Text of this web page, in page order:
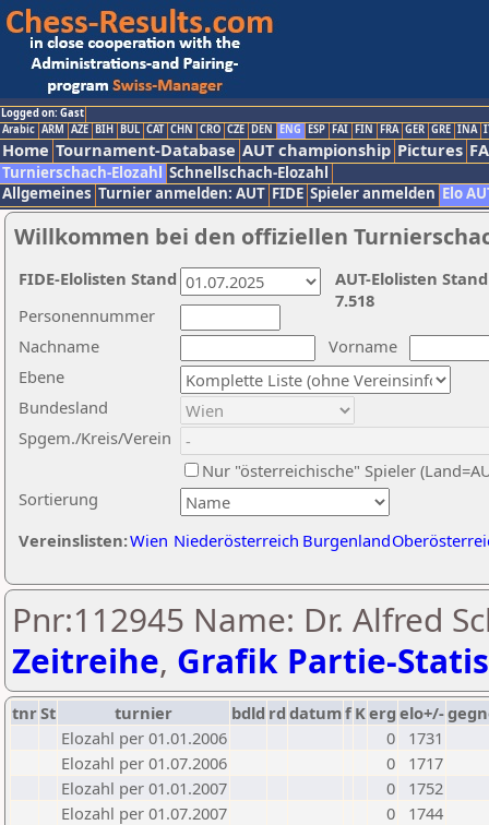
Logged on: Gast
Arabic ARM AZE BIH BUL CAT CHN CRO CZE DEN ENG ESP FAI FIN FRA GER GRE INA
Home Tournament-Database AUT championship Pictures
Turnierschach-Elozahl Schnellschach-Elozahl
Allgemeines Turnier anmelden: AUT FIDE Spieler anmelden Elo
Willkommen bei den offiziellen
Nachname
Vorname
Ebene
Sortierung
Personennummer
Bundesland
Spgem./Kreis/Verein
Nur "österreichische" Spieler
Vereinslisten:Wien Niederösterreich Burgenland
AUT-Elolisten
7.518
FIDE-Elolisten Stand
Pnr:112945 Name: Dr. Alfred
Zeitreihe, Grafik Partie-
tnrSt turnier bdld rd datumf Kerg elo+/-
Elozahl per 01.01.2006
0
1731
Elozahl per 01.07.2006
0
1717
Elozahl per 01.01.2007
0
1752
Elozahl per 01.07.2007
0
1744